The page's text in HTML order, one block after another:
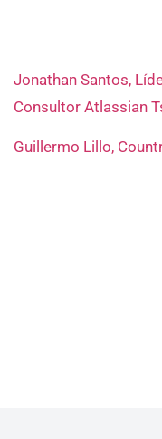
Jonathan Santos,
Consultor Atlassian
Guillermo Lillo,